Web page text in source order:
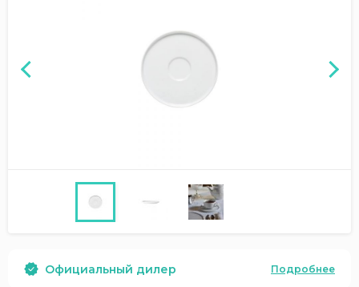
Официальный дилер Подробнее